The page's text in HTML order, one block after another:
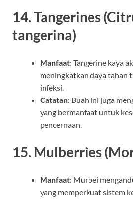
14.Tangerines
tangerina)
Manfaat: Tangerine kaya
meningkatkan daya tahan
infeksi.
Catatan: Buah ini juga
yang bermanfaat untuk
pencernaan.
15. Mulberries
Manfaat: Murbei
yang memperkuat sistem